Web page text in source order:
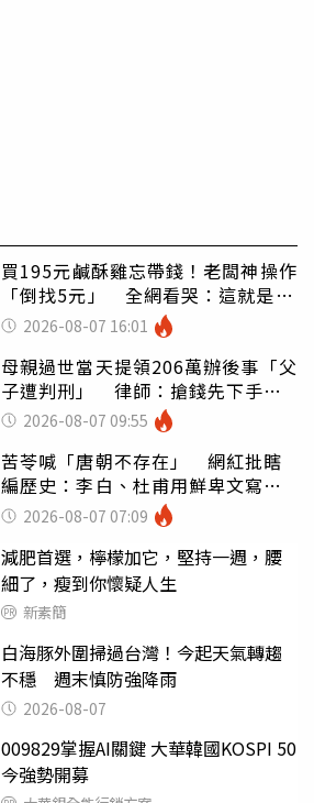
買195元鹹酥雞忘帶錢！老闆神操作
「倒找5元」 全網看哭：這就是台
灣 2026-08-07 16:01
母親過世當天提領206萬辦後事「父
子遭判刑」 律師：搶錢先下手是
罪 2026-08-07 09:55
苦苓喊「唐朝不存在」 網紅批瞎
編歷史：李白、杜甫用鮮卑文寫
詩？2026-08-07 07:09
減肥首選，檸檬加它，堅持一週，腰
細了，瘦到你懷疑人生
新素簡
白海豚外圍掃過台灣！今起天氣轉趨
不穩 週末慎防強降雨
2026-08-07
009829掌握AI關鍵 大華韓國KOSPI 50
今強勢開募